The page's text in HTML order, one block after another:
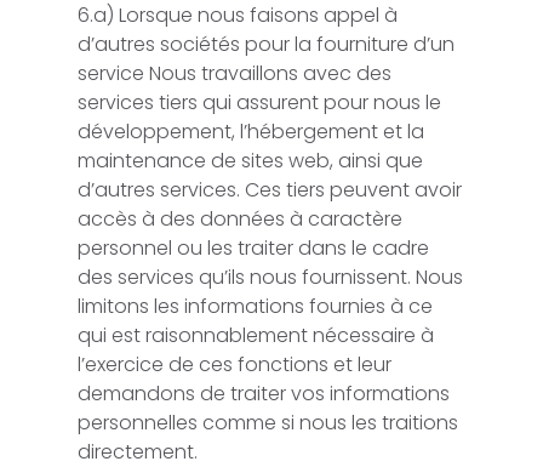
6.a) Lorsque nous faisons appel à
d’autres sociétés pour la fourniture d’un
service Nous travaillons avec des
services tiers qui assurent pour nous le
développement, l’hébergement et la
maintenance de sites web, ainsi que
d’autres services. Ces tiers peuvent avoir
accès à des données à caractère
personnel ou les traiter dans le cadre
des services qu’ils nous fournissent. Nous
limitons les informations fournies à ce
qui est raisonnablement nécessaire à
l’exercice de ces fonctions et leur
demandons de traiter vos informations
personnelles comme si nous les traitions
directement.